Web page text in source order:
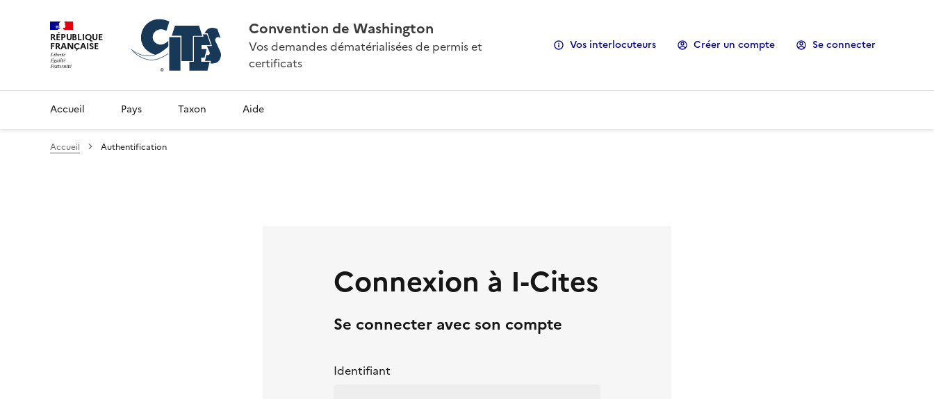
RÉPUBLIQUE
FRANÇAISE
Convention de Washington
Vos demandes dématérialisées de permis et
certificats
Vos interlocuteurs Créer un compte Se connecter
Accueil Pays Taxon Aide
Accueil Authentification
Connexion à I-Cites
Se connecter avec son compte
Identifiant